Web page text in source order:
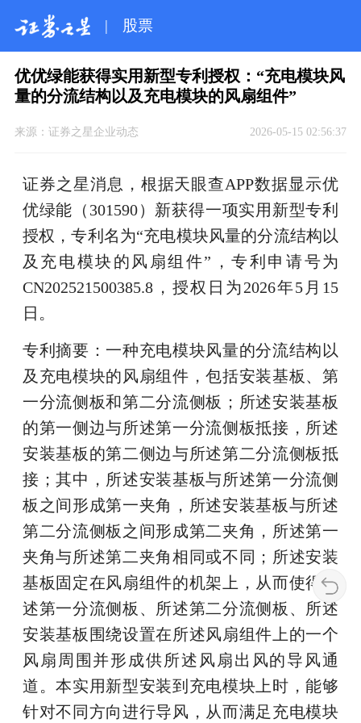
| 股票
优优绿能获得实用新型专利授权：“充电模块风
量的分流结构以及充电模块的风扇组件”
来源： 证券之星企业动态 2026-05-15 02:56:37
证券之星消息，根据天眼查APP数据显示优
优绿能（301590）新获得一项实用新型专利
授权，专利名为“充电模块风量的分流结构以
及充电模块的风扇组件”，专利申请号为
CN202521500385.8，授权日为2026年5月15
日。
专利摘要：一种充电模块风量的分流结构以
及充电模块的风扇组件，包括安装基板、第
一分流侧板和第二分流侧板；所述安装基板
的第一侧边与所述第一分流侧板抵接，所述
安装基板的第二侧边与所述第二分流侧板抵
接；其中，所述安装基板与所述第一分流侧
板之间形成第一夹角，所述安装基板与所述
第二分流侧板之间形成第二夹角，所述第一
夹角与所述第二夹角相同或不同；所述安装
基板固定在风扇组件的机架上，从而使得所
述第一分流侧板、所述第二分流侧板、所述
安装基板围绕设置在所述风扇组件上的一个
风扇周围并形成供所述风扇出风的导风通
道。本实用新型安装到充电模块上时，能够
针对不同方向进行导风，从而满足充电模块